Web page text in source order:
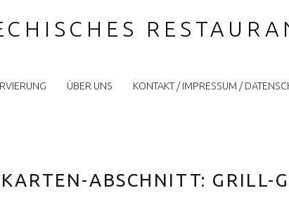
ÜBER UNS KONTAKT / IMPRESSUM /
ABSCHNITT: GRILL-